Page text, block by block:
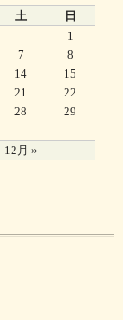
土 日
12月 »
1
7
8
14
15
21
22
28
29